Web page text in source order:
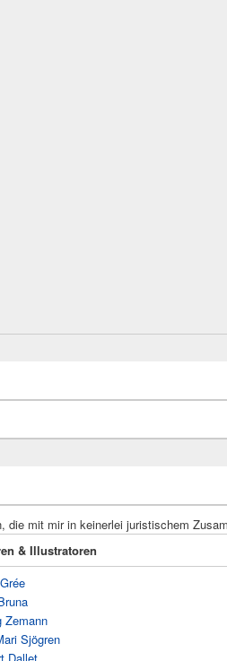
die mit mir in keinerlei juristischem
& Illustratoren
Zemann
Sjögren